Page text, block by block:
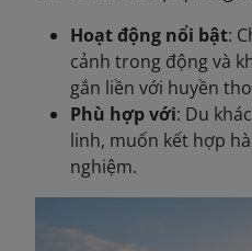
Hoạt động nổi bật:
cảnh trong động và
gắn liền với huyền
Phù hợp với: Du
linh, muốn kết hợp
nghiệm.